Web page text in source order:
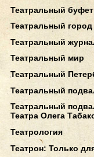
Театральный буфет
Театральный город
Театральный
Театральный мир
Театральный
Театральный
Театральный
Театра Олега
Театрология
Театрон: Только